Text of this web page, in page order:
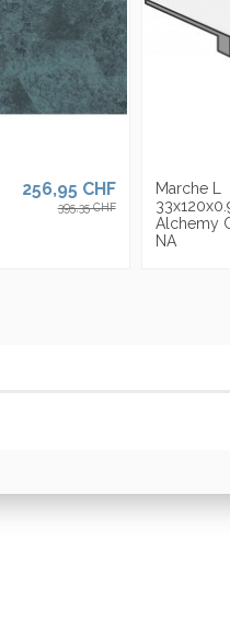
256,95 CHF
395,35 CHF
Marche L
Alchemy
NA